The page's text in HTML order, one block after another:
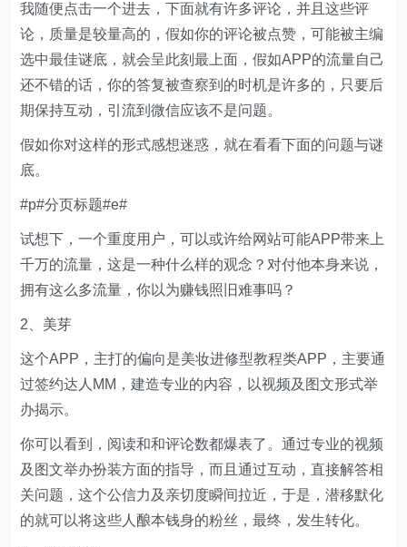
我随便点击一个进去，下面就有许多评论，并且这些评
论，质量是较量高的，假如你的评论被点赞，可能被主编
选中最佳谜底，就会呈此刻最上面，假如APP的流量自己
还不错的话，你的答复被查察到的时机是许多的，只要后
期保持互动，引流到微信应该不是问题。
假如你对这样的形式感想迷惑，就在看看下面的问题与谜
底。
#p#分页标题#e#
试想下，一个重度用户，可以或许给网站可能APP带来上
千万的流量，这是一种什么样的观念？对付他本身来说，
拥有这么多流量，你以为赚钱照旧难事吗？
2、美芽
这个APP，主打的偏向是美妆进修型教程类APP，主要通
过签约达人MM，建造专业的内容，以视频及图文形式举
办揭示。
你可以看到，阅读和和评论数都爆表了。通过专业的视频
及图文举办扮装方面的指导，而且通过互动，直接解答相
关问题，这个公信力及亲切度瞬间拉近，于是，潜移默化
的就可以将这些人酿本钱身的粉丝，最终，发生转化。